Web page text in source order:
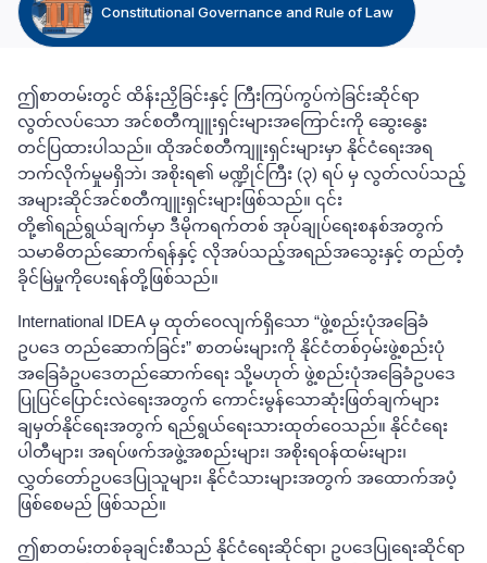
ဤစာတမ်းတွင် ထိန်းညှိခြင်းနှင့် ကြီးကြပ်ကွပ်ကဲခြင်းဆိုင်ရာ
လွတ်လပ်သော အင်စတီကျူးရှင်းများအကြောင်းကို ဆွေးနွေး
တင်ပြထားပါသည်။ ထိုအင်စတီကျူးရှင်းများမှာ နိုင်ငံရေးအရ
ဘက်လိုက်မှုမရှိဘဲ၊ အစိုးရ၏ မဏ္ဍိုင်ကြီး (၃) ရပ် မှ လွတ်လပ်သည့်
အများဆိုင်အင်စတီကျူးရှင်းများဖြစ်သည်။ ၎င်း
တို့၏ရည်ရွယ်ချက်မှာ ဒီမိုကရက်တစ် အုပ်ချုပ်ရေးစနစ်အတွက်
သမာဓိတည်ဆောက်ရန်နှင့် လိုအပ်သည့်အရည်အသွေးနှင့် တည်တံ့
ခိုင်မြဲမှုကိုပေးရန်တို့ဖြစ်သည်။
International IDEAမှ ထုတ်ဝေလျက်ရှိသော “ဖွဲ့စည်းပုံအခြေခံ
ဥပဒေ တည်ဆောက်ခြင်း” စာတမ်းများကို နိုင်ငံတစ်ဝှမ်းဖွဲ့စည်းပုံ
အခြေခံဥပဒေတည်ဆောက်ရေး သို့မဟုတ် ဖွဲ့စည်းပုံအခြေခံဥပဒေ
ပြုပြင်ပြောင်းလဲရေးအတွက် ကောင်းမွန်သောဆုံးဖြတ်ချက်များ
ချမှတ်နိုင်ရေးအတွက် ရည်ရွယ်ရေးသားထုတ်ဝေသည်။ နိုင်ငံရေး
ပါတီများ၊ အရပ်ဖက်အဖွဲ့အစည်းများ၊ အစိုးရဝန်ထမ်းများ၊
လွှတ်တော်ဥပဒေပြုသူများ၊ နိုင်ငံသားများအတွက် အထောက်အပံ့
ဖြစ်စေမည် ဖြစ်သည်။
ဤစာတမ်းတစ်ခုချင်းစီသည် နိုင်ငံရေးဆိုင်ရာ၊ ဥပဒေပြုရေးဆိုင်ရာ
Constitutional Governance and Rule of Law